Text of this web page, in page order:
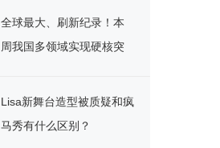
全球最大、刷新纪录！本
周我国多领域实现硬核突
Lisa新舞台造型被质疑和疯
马秀有什么区别？